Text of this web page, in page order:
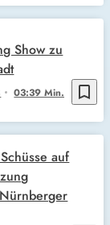
bookmark_border
03:39 Min.
Show zu
auf